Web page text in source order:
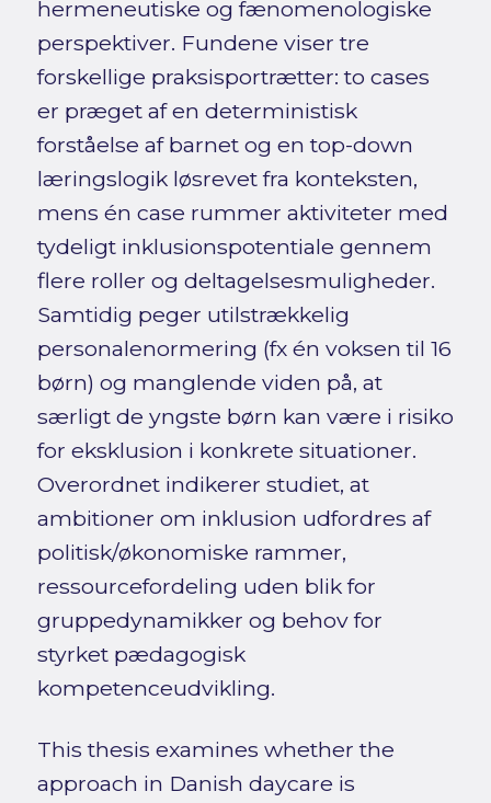
hermeneutiske og fænomenologiske
perspektiver. Fundene viser tre
forskellige praksisportrætter: to cases
er præget af en deterministisk
forståelse af barnet og en top-down
læringslogik løsrevet fra konteksten,
mens én case rummer aktiviteter med
tydeligt inklusionspotentiale gennem
flere roller og deltagelsesmuligheder.
Samtidig peger utilstrækkelig
personalenormering (fx én voksen til 16
børn) og manglende viden på, at
særligt de yngste børn kan være i risiko
for eksklusion i konkrete situationer.
Overordnet indikerer studiet, at
ambitioner om inklusion udfordres af
politisk/økonomiske rammer,
ressourcefordeling uden blik for
gruppedynamikker og behov for
styrket pædagogisk
kompetenceudvikling.
This thesis examines whether the
approach in Danish daycare is